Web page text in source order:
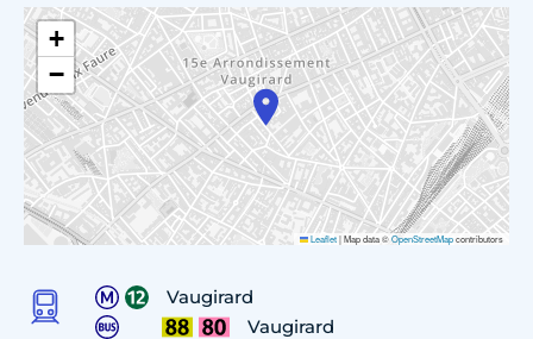
+
−
Leaflet|Map data ©OpenStreetMapcontributors
Vaugirard
Vaugirard